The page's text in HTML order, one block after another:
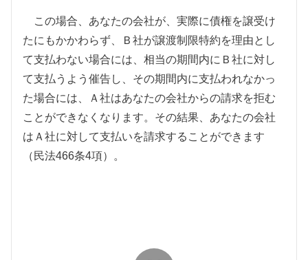
この場合、あなたの会社が、 実際に債権を譲受け
たにもかかわらず、Ｂ社が譲渡制限特約を理由とし
て支払わない場合には、相当の期間内にＢ社に対し
て支払うよう催告し、その期間内に支払われなかっ
た場合には、Ａ社はあなたの会社からの請求を拒む
ことができなくなります。その結果、あなたの会社
はＡ社に対して支払いを請求することができます
（民法466条4項）。